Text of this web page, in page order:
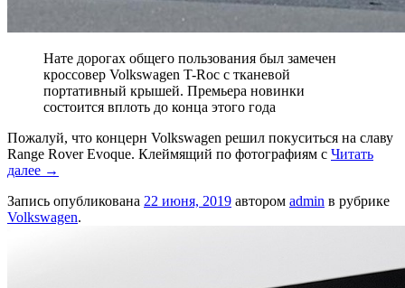
Нате дорогах общего пользования был замечен
кроссовер Volkswagen T-Roc с тканевой
портативный крышей. Премьера новинки
состоится вплоть до конца этого года
Пожалуй, что концерн Volkswagen решил покуситься на славу
Range Rover Evoque. Клеймящий по фотографиям с Читать
далее →
Запись опубликована 22 июня, 2019 автором admin в рубрике
Volkswagen.